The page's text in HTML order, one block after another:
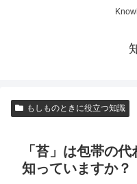
もしものときに役立つ知識
「苔」は包帯の
知っていますか？